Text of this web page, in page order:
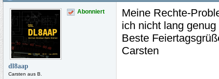
Abonniert
dl8aap
Carsten aus B.
Meine Rechte-
ich nicht lang
Beste
Carsten